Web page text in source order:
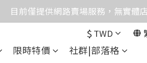
均含稅，下單享優惠！歡迎大量採購
目前僅提供網路賣場服務，無實體
異常，暫時無法正常接聽來電，請
均含稅，下單享優惠！歡迎大量採購
$ TWD
限時特價 社群|部落格